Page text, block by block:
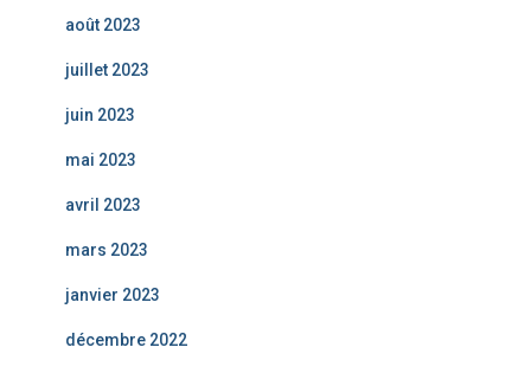
août 2023
juillet 2023
juin 2023
mai 2023
avril 2023
mars 2023
janvier 2023
décembre 2022